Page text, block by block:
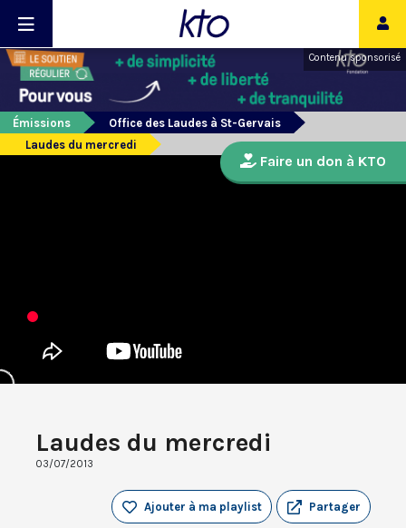
Contenu sponsorisé
Émissions
Office des Laudes à St-Gervais
Laudes du mercredi
Laudes du mercredi
03/07/2013
Partager
Ajouter à ma playlist
Faire un don à KTO